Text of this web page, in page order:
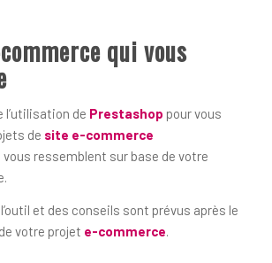
qui vous
l’utilisation de Prestashop pour vous
de site e-commerce
vous ressemblent sur base de votre
et des conseils sont prévus après le
votre projet e-commerce.